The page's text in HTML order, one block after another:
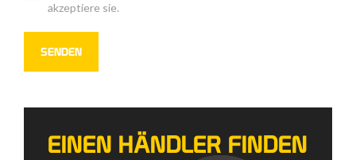
akzeptiere sie.
EINEN HÄNDLER FINDEN